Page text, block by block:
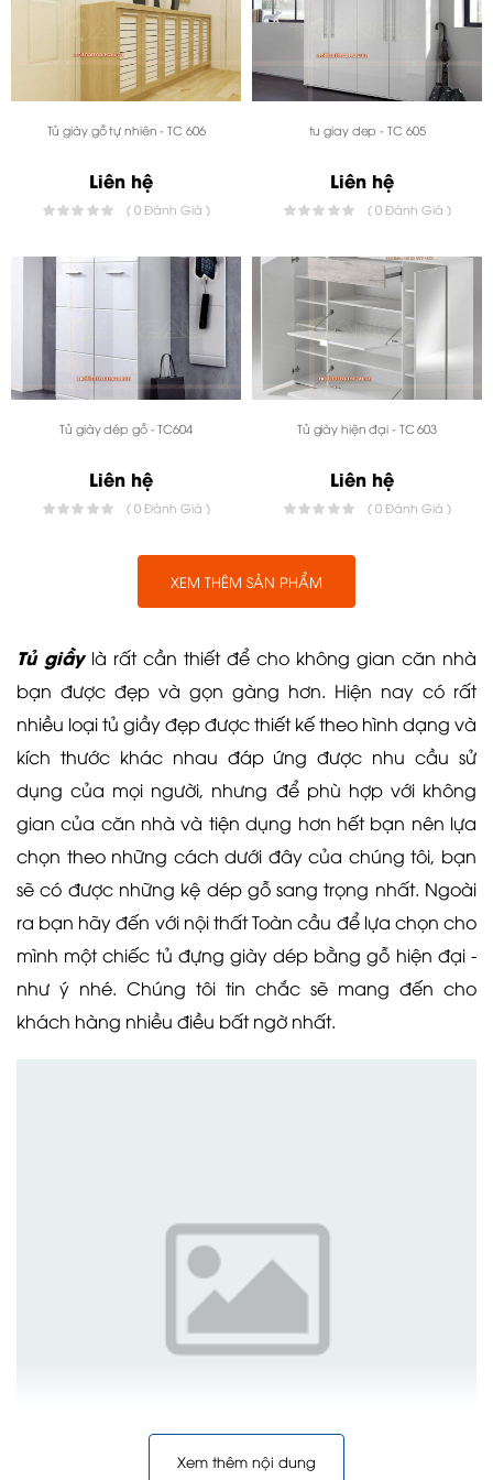
Tủ giày gỗ tự nhiên - TC 606
Liên hệ
( 0 Đánh Giá )
tu giay dep - TC 605
Liên hệ
( 0 Đánh Giá )
Tủ giày dép gỗ - TC604
Liên hệ
( 0 Đánh Giá )
Tủ giày hiện đại - TC 603
Liên hệ
( 0 Đánh Giá )
XEM THÊM SẢN PHẨM
Tủ giầy là rất cần thiết để cho không gian căn nhà
bạn được đẹp và gọn gàng hơn. Hiện nay có rất
nhiều loại tủ giầy đẹp được thiết kế theo hình dạng và
kích thước khác nhau đáp ứng được nhu cầu sử
dụng của mọi người, nhưng để phù hợp với không
gian của căn nhà và tiện dụng hơn hết bạn nên lựa
chọn theo những cách dưới đây của chúng tôi, bạn
sẽ có được những kệ dép gỗ sang trọng nhất. Ngoài
ra bạn hãy đến với nội thất Toàn cầu để lựa chọn cho
mình một chiếc tủ đựng giày dép bằng gỗ hiện đại -
như ý nhé. Chúng tôi tin chắc sẽ mang đến cho
khách hàng nhiều điều bất ngờ nhất.
Xem thêm nội dung